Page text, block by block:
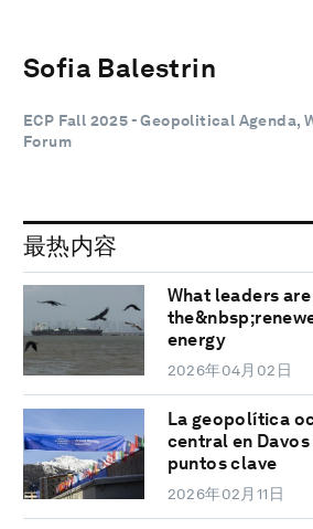
Sofia Balestrin
ECP Fall 2025 - Geopolitical Agenda,
Forum
最热内容
What leaders
energy
2026年04月02日
La geopolítica
central en
puntos clave
2026年02月11日